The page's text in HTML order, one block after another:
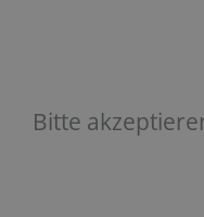
Bitte